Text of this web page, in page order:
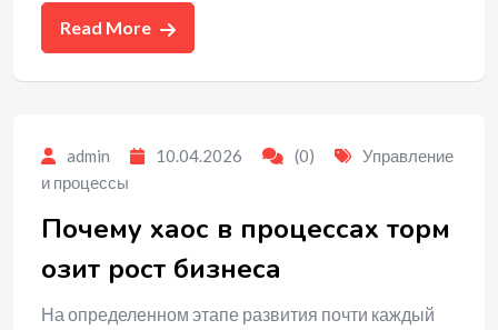
Read More
admin 10.04.2026 (0)
Управление
и процессы
Почему хаос в процессах торм
озит рост бизнеса
На определенном этапе развития почти каждый